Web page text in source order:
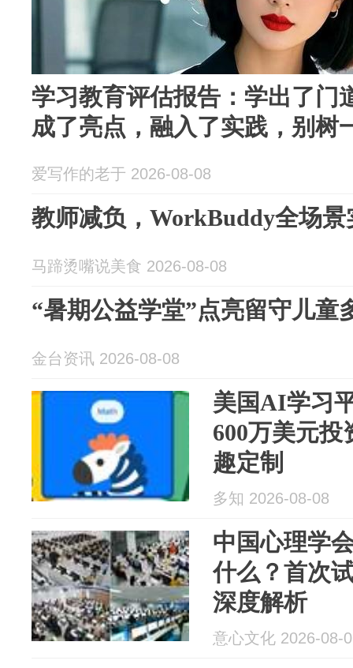
学习教育评估报告：学出了门
成了亮点，融入了实践，别树
爱写作的老于 2026-08-08
教师减负，WorkBuddy全场景
马蹄烫嘴说美食 2026-08-08
“暑期公益学堂”点亮留守儿童
金台资讯 2026-08-08
美国AI学习
600万美元
趣定制
多知 2026-08-08
中国心理学
什么？首次
深度解析
意心文化 2026-08-